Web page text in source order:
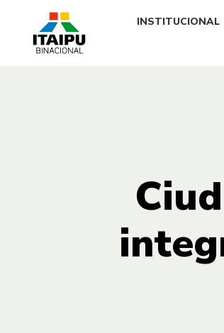
INSTITUCIONAL